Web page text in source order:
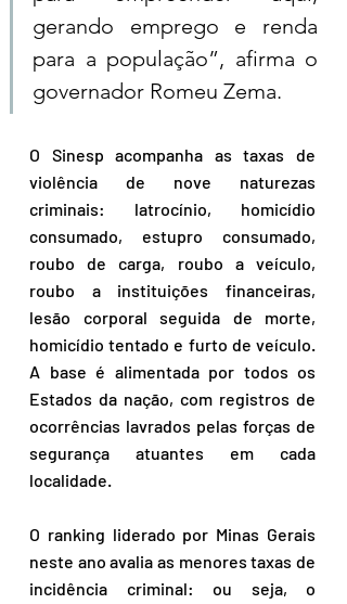
gerando emprego e renda
para a população”, afirma o
governador Romeu Zema.
O Sinesp acompanha as taxas de
violência de nove naturezas
criminais: latrocínio, homicídio
consumado, estupro consumado,
roubo de carga, roubo a veículo,
roubo a instituições financeiras,
lesão corporal seguida de morte,
homicídio tentado e furto de veículo.
A base é alimentada por todos os
Estados da nação, com registros de
ocorrências lavrados pelas forças de
segurança atuantes em cada
localidade.
O ranking liderado por Minas Gerais
neste ano avalia as menores taxas de
incidência criminal: ou seja, o